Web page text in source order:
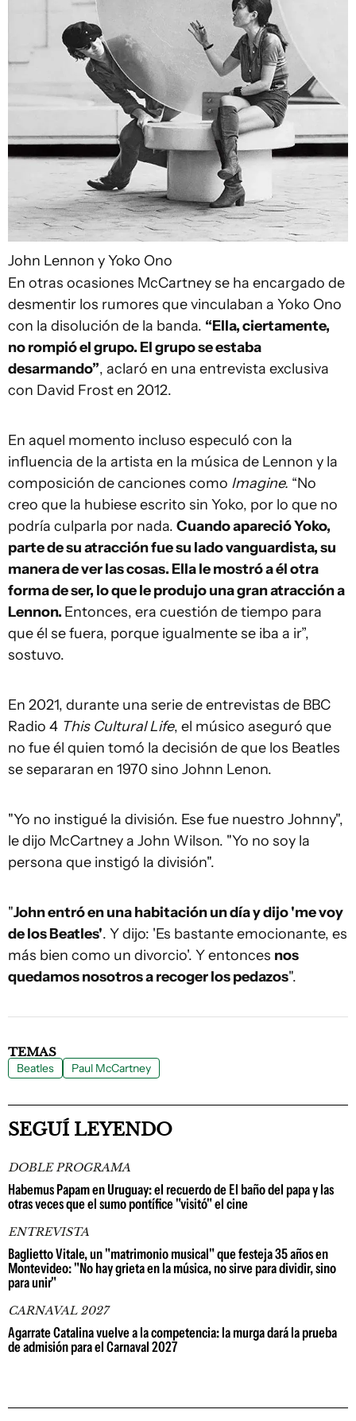
John Lennon y Yoko Ono
En otras ocasiones McCartney se ha encargado de
desmentir los rumores que vinculaban a Yoko Ono
con la disolución de la banda. “Ella, ciertamente,
no rompió el grupo. El grupo se estaba
desarmando”, aclaró en una entrevista exclusiva
con David Frost en 2012.
En aquel momento incluso especuló con la
influencia de la artista en la música de Lennon y la
composición de canciones como Imagine. “No
creo que la hubiese escrito sin Yoko, por lo que no
podría culparla por nada. Cuando apareció Yoko,
parte de su atracción fue su lado vanguardista, su
manera de ver las cosas. Ella le mostró a él otra
forma de ser, lo que le produjo una gran atracción a
Lennon. Entonces, era cuestión de tiempo para
que él se fuera, porque igualmente se iba a ir”,
sostuvo.
En 2021, durante una serie de entrevistas de BBC
Radio 4 This Cultural Life, el músico aseguró que
no fue él quien tomó la decisión de que los Beatles
se separaran en 1970 sino Johnn Lenon.
"Yo no instigué la división. Ese fue nuestro Johnny",
le dijo McCartney a John Wilson. "Yo no soy la
persona que instigó la división".
"John entró en una habitación un día y dijo 'me voy
de los Beatles'. Y dijo: 'Es bastante emocionante, es
más bien como un divorcio'. Y entonces nos
quedamos nosotros a recoger los pedazos".
TEMAS
Beatles Paul McCartney
SEGUÍ LEYENDO
DOBLE PROGRAMA
Habemus Papam en Uruguay: el recuerdo de El baño del papa y las
otras veces que el sumo pontífice "visitó" el cine
ENTREVISTA
Baglietto Vitale, un "matrimonio musical" que festeja 35 años en
Montevideo: "No hay grieta en la música, no sirve para dividir, sino
para unir"
CARNAVAL 2027
Agarrate Catalina vuelve a la competencia: la murga dará la prueba
de admisión para el Carnaval 2027